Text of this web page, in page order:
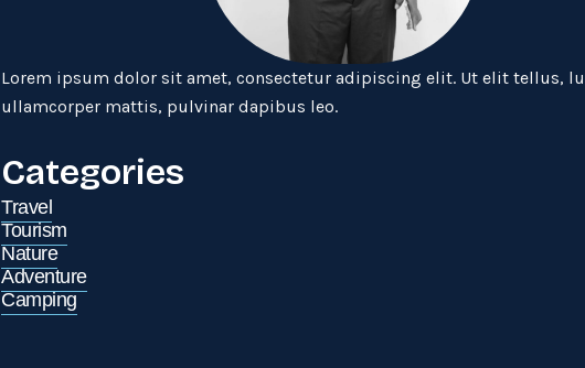
Lorem ipsum dolor sit amet, consectetur adipiscing elit. Ut elit tellus,
ullamcorper mattis, pulvinar dapibus leo.
Categories
Travel
Tourism
Nature
Adventure
Camping